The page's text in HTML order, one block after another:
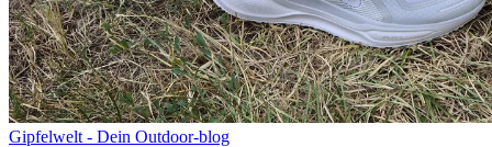
Gipfelwelt - Dein Outdoor-blog